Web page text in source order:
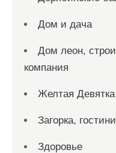
Дом и дача
Дом леон,
компания
Желтая Девятка
Загорка,
Здоровье